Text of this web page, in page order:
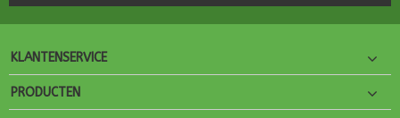
KLANTENSERVICE
PRODUCTEN